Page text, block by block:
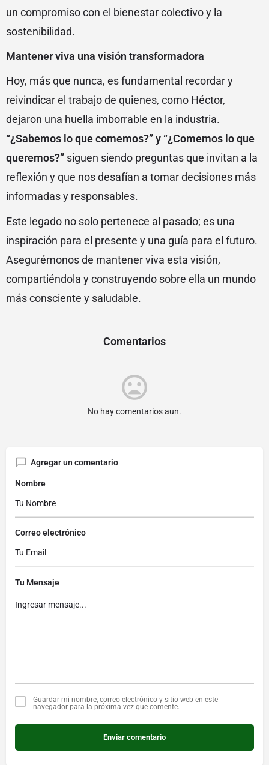
un compromiso con el bienestar colectivo y la
sostenibilidad.
Mantener viva una visión transformadora
Hoy, más que nunca, es fundamental recordar y
reivindicar el trabajo de quienes, como Héctor,
dejaron una huella imborrable en la industria.
“¿Sabemos lo que comemos?” y “¿Comemos lo que
queremos?” siguen siendo preguntas que invitan a la
reflexión y que nos desafían a tomar decisiones más
informadas y responsables.
Este legado no solo pertenece al pasado; es una
inspiración para el presente y una guía para el futuro.
Asegurémonos de mantener viva esta visión,
compartiéndola y construyendo sobre ella un mundo
más consciente y saludable.
Comentarios
No hay comentarios aun.
Agregar un comentario
Nombre
Correo electrónico
Tu Mensaje
Guardar mi nombre, correo electrónico y sitio web en este
navegador para la próxima vez que comente.
Enviar comentario